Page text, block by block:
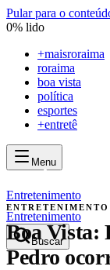
Pular para o
0% lido
+maisroraima
roraima
boa vista
política
esportes
+entretê
Menu
mais
mais
Entretenimento
Buscar
Entretenimento
ENTRETENIMENTO
Boa Vista:
Pedro